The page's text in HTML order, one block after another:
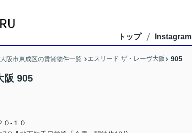
トップ Instagram
大阪市東成区の賃貸物件一覧 エスリード ザ・レーヴ大阪 905
阪 905
０-１０